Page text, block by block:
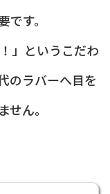
す。
」というこだわ
のラバーへ目を
ん。